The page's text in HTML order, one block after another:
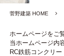
菅野建築 HOME
ホームページをご
当ホームページ内
RC鉄筋コンクリ